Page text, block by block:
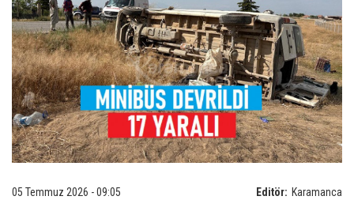
Editör: Karamanca
05 Temmuz 2026 - 09:05